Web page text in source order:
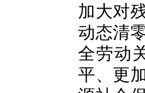
加大对
动态清
全劳动
平、更